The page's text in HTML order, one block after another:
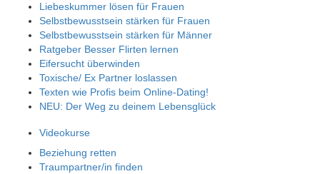
Liebeskummer lösen für Frauen
Selbstbewusstsein stärken für Frauen
Selbstbewusstsein stärken für Männer
Ratgeber Besser Flirten lernen
Eifersucht überwinden
Toxische/ Ex Partner loslassen
Texten wie Profis beim Online-Dating!
NEU: Der Weg zu deinem Lebensglück
Videokurse
Beziehung retten
Traumpartner/in finden